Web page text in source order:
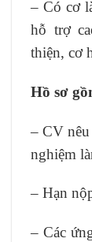
– Có cơ
hỗ trợ
thiện, cơ
Hồ sơ
– CV
nghiệm
– Hạn
– Các